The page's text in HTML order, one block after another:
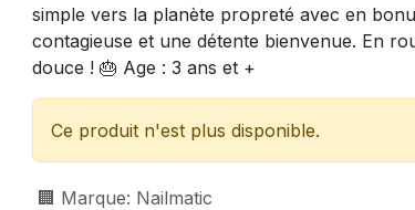
simple vers la planète propreté avec en
contagieuse et une détente bienvenue. En
douce ! 🎂 Age : 3 ans et +
Ce produit n'est plus disponible.
🏢 Marque: Nailmatic